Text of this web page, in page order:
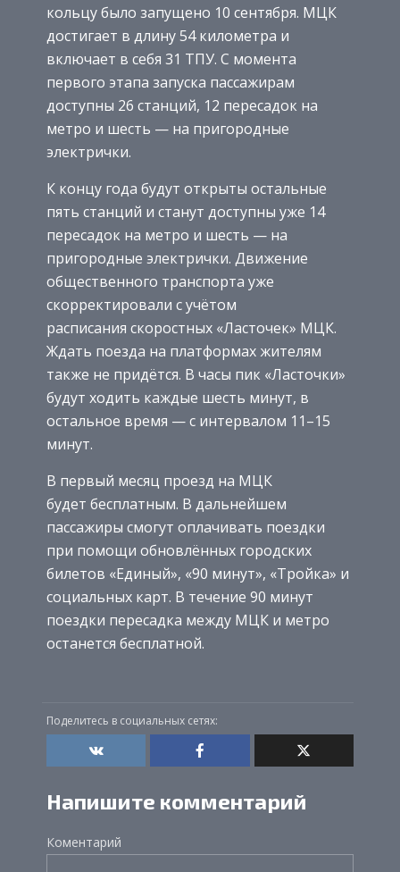
кольцу было запущено 10 сентября. МЦК
достигает в длину 54 километра и
включает в себя 31 ТПУ. С момента
первого этапа запуска пассажирам
доступны 26 станций, 12 пересадок на
метро и шесть — на пригородные
электрички.
К концу года будут открыты остальные
пять станций и станут доступны уже 14
пересадок на метро и шесть — на
пригородные электрички. Движение
общественного транспорта уже
скорректировали с учётом
расписания скоростных «Ласточек» МЦК.
Ждать поезда на платформах жителям
также не придётся. В часы пик «Ласточки»
будут ходить каждые шесть минут, в
остальное время — с интервалом 11–15
минут.
В первый месяц проезд на МЦК
будет бесплатным. В дальнейшем
пассажиры смогут оплачивать поездки
при помощи обновлённых городских
билетов «Единый», «90 минут», «Тройка» и
социальных карт. В течение 90 минут
поездки пересадка между МЦК и метро
останется бесплатной.
Поделитесь в социальных сетях:
Напишите комментарий
Коментарий